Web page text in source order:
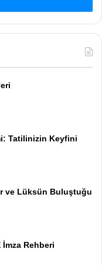
Tatilinizin Keyfini
ve Lüksün Buluştuğu
Rehberi